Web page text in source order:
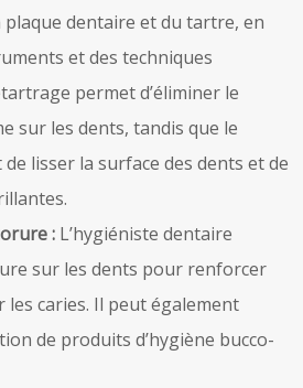
plaque dentaire et du tartre, en
et des techniques
permet d’éliminer le
sur les dents, tandis que le
lisser la surface des dents et de
: L’hygiéniste dentaire
sur les dents pour renforcer
les caries. Il peut également
de produits d’hygiène bucco-